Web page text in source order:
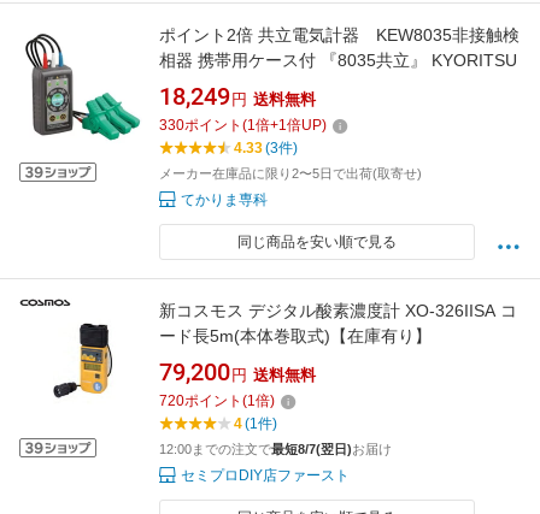
ポイント2倍 共立電気計器 KEW8035非接触検
相器 携帯用ケース付 『8035共立』 KYORITSU
18,249 円 送料無料
330ポイント (1倍+1倍UP)
4.33(3件)
メーカー在庫品に限り2〜5日で出荷(取寄せ)
てかりま専科
同じ商品を安い順で見る
新コスモス デジタル酸素濃度計 XO-326IISA コ
ード長5m(本体巻取式)【在庫有り】
79,200 円 送料無料
720ポイント (1倍)
4(1件)
12:00までの注文で最短8/7(翌日)お届け
セミプロDIY店ファースト